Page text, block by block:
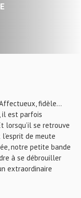
fidèle…
il est parfois
lorsqu’il se retrouve
de meute
notre petite bande
à se débrouiller
extraordinaire